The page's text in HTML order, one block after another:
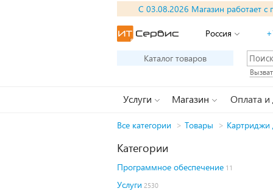
С 03.08.2026 Магазин работает с
Россия
Каталог товаров
Услуги Магазин Оплата и
Все категории > Товары > Картриджи
Категории
Программное обеспечение 11
Услуги 2530